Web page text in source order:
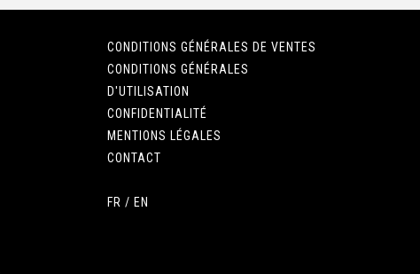
CONDITIONS GÉNÉRALES DE VENTES
CONDITIONS GÉNÉRALES
D'UTILISATION
CONFIDENTIALITÉ
MENTIONS LÉGALES
CONTACT
FR / EN